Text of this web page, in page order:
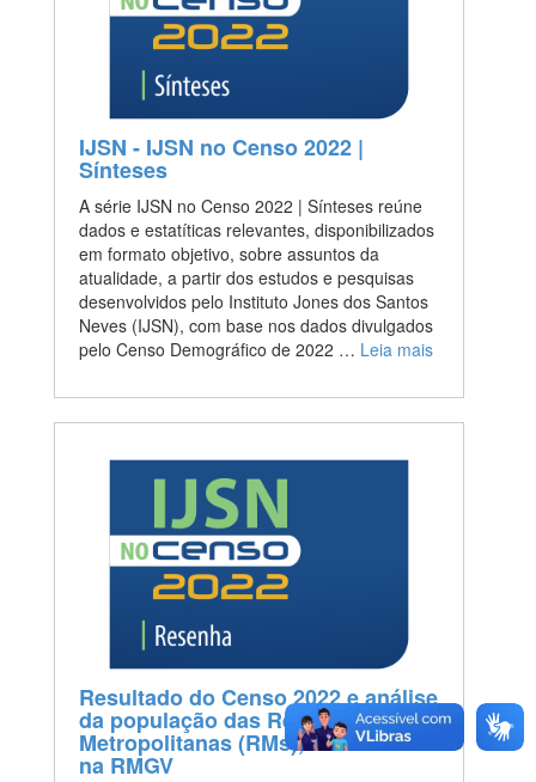
IJSN - IJSN no Censo 2022 |
Sínteses
A série IJSN no Censo 2022 | Sínteses reúne
dados e estatíticas relevantes, disponibilizados
em formato objetivo, sobre assuntos da
atualidade, a partir dos estudos e pesquisas
desenvolvidos pelo Instituto Jones dos Santos
Neves (IJSN), com base nos dados divulgados
pelo Censo Demográfico de 2022 … Leia mais
Resultado do Censo 2022 e análise
da população das Regiões
Metropolitanas (RMs), com ênfase
na RMGV